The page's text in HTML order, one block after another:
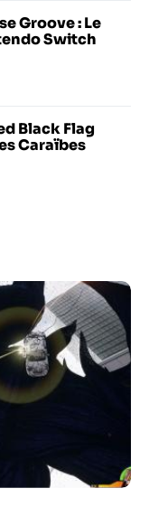
Groove : Le
Switch
Black Flag
Caraïbes